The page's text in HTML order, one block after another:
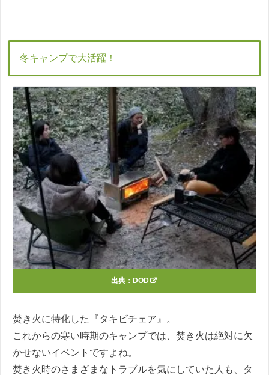
冬キャンプで大活躍！
出典： DOD
焚き火に特化した『タキビチェア』。
これからの寒い時期のキャンプでは、焚き火は絶対に欠
かせないイベントですよね。
焚き火時のさまざまなトラブルを気にしていた人も、タ